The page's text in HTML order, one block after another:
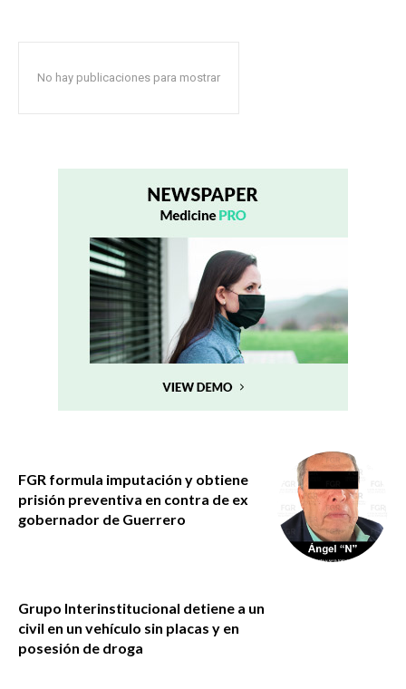
No hay publicaciones para mostrar
FGR formula imputación y obtiene
prisión preventiva en contra de ex
gobernador de Guerrero
Grupo Interinstitucional detiene a un
civil en un vehículo sin placas y en
posesión de droga